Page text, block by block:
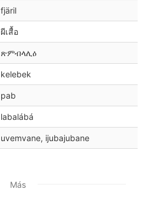
fjäril
ผีเสื้อ
ጽምብላሊዕ
kelebek
pab
labalábá
uvemvane, ijubajubane
Más